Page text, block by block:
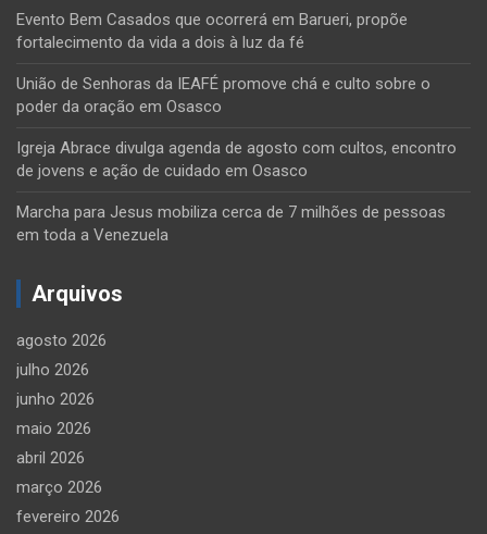
Evento Bem Casados que ocorrerá em Barueri, propõe
fortalecimento da vida a dois à luz da fé
União de Senhoras da IEAFÉ promove chá e culto sobre o
poder da oração em Osasco
Igreja Abrace divulga agenda de agosto com cultos, encontro
de jovens e ação de cuidado em Osasco
Marcha para Jesus mobiliza cerca de 7 milhões de pessoas
em toda a Venezuela
Arquivos
agosto 2026
julho 2026
junho 2026
maio 2026
abril 2026
março 2026
fevereiro 2026